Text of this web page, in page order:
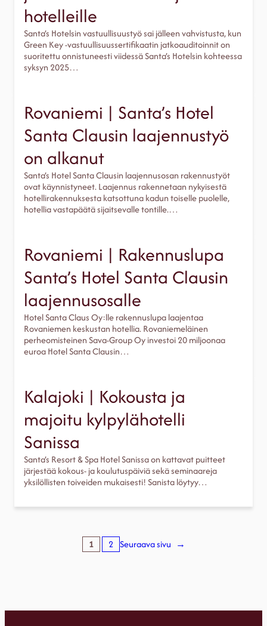
hotelleille
Santa’s Hotelsin vastuullisuustyö sai jälleen vahvistusta, kun
Green Key -vastuullisuussertifikaatin jatkoauditoinnit on
suoritettu onnistuneesti viidessä Santa’s Hotelsin kohteessa
syksyn 2025…
Rovaniemi | Santa’s Hotel
Santa Clausin laajennustyö
on alkanut
Santa’s Hotel Santa Clausin laajennusosan rakennustyöt
ovat käynnistyneet. Laajennus rakennetaan nykyisestä
hotellirakennuksesta katsottuna kadun toiselle puolelle,
hotellia vastapäätä sijaitsevalle tontille.…
Rovaniemi | Rakennuslupa
Santa’s Hotel Santa Clausin
laajennusosalle
Hotel Santa Claus Oy:lle rakennuslupa laajentaa
Rovaniemen keskustan hotellia. Rovaniemeläinen
perheomisteinen Sava-Group Oy investoi 20 miljoonaa
euroa Hotel Santa Clausin…
Kalajoki | Kokousta ja
majoitu kylpylähotelli
Sanissa
Santa’s Resort & Spa Hotel Sanissa on kattavat puitteet
järjestää kokous- ja koulutuspäiviä sekä seminaareja
yksilöllisten toiveiden mukaisesti! Sanista löytyy…
1 2 Seuraava sivu →